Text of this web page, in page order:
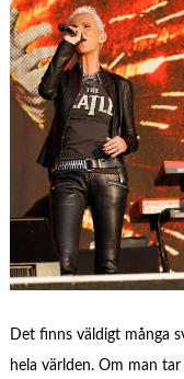
Det finns väldigt många
hela världen. Om man